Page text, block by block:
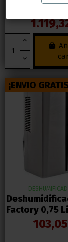
¡ENVIO
Factory 0,75